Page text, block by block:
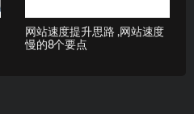
网站速度提升思路 ,网站速度
慢的8个要点